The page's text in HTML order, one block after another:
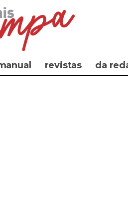
revistas da